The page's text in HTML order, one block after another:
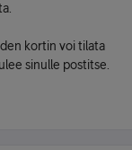
kortin voi tilata
sinulle postitse.